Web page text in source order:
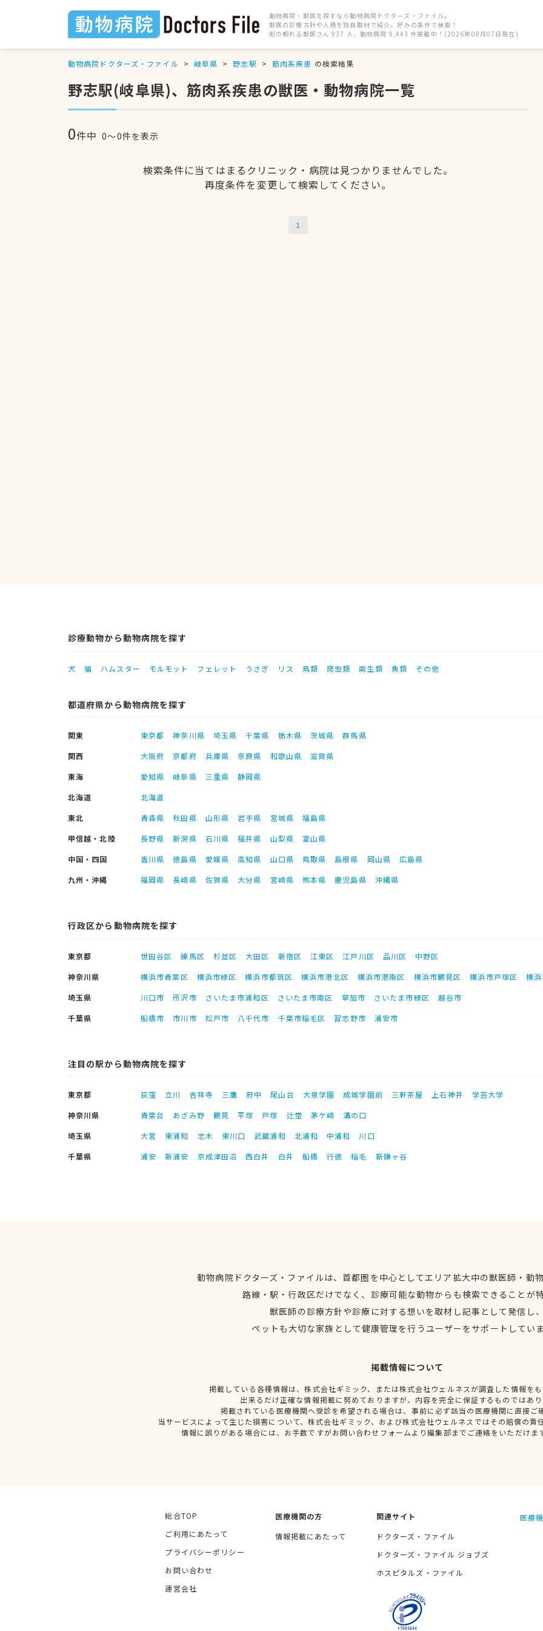
動物病院・獣医を探すなら動物病院ドクターズ・ファイル。
獣医の診療方針や人柄を独自取材で紹介。好みの条件で検索！
街の頼れる獣医さん 937 人、動物病院 9,443 件掲載中！(2026年08月07日現在)
動物病院ドクターズ・ファイル 岐阜県 野志駅 筋肉系疾患 の検索結果
野志駅(岐阜県)、筋肉系疾患の獣医・動物病院一覧
0件中 0〜0件を表示
検索条件に当てはまるクリニック・病院は見つかりませんでした。
再度条件を変更して検索してください。
1
診療動物から動物病院を探す
犬 猫 ハムスター モルモット フェレット うさぎ リス 鳥類 爬虫類 両生類 魚類 その他
都道府県から動物病院を探す
関東 東京都 神奈川県 埼玉県 千葉県 栃木県 茨城県
群馬県
関西
大阪府 京都府 兵庫県 奈良県 和歌山県
滋賀県
東海
愛知県 岐阜県 三重県
静岡県
北海道
北海道
東北
青森県 秋田県 山形県 岩手県 宮城県
福島県
甲信越・北陸
長野県 新潟県 石川県 福井県 山梨県
富山県
中国・四国
香川県 徳島県 愛媛県 高知県 山口県 鳥取県 島根県 岡山県
広島県
九州・沖縄
福岡県 長崎県 佐賀県 大分県 宮崎県 熊本県 鹿児島県 沖縄県
行政区から動物病院を探す
東京都 世田谷区 練馬区 杉並区 大田区 新宿区 江東区 江戸川区 品川区
中野区
神奈川県
横浜市青葉区 横浜市緑区 横浜市都筑区 横浜市港北区 横浜市港南区 横浜市鶴見区 横浜市戸塚区
横
埼玉県
川口市 所沢市 さいたま市浦和区 さいたま市南区 草加市 さいたま市緑区
越谷市
千葉県
船橋市 市川市 松戸市 八千代市 千葉市稲毛区 習志野市 浦安市
注目の駅から動物病院を探す
東京都 荻窪 立川 吉祥寺 三鷹 府中 尾山台 大泉学園 成城学園前 三軒茶屋 上石神井
学芸大学
神奈川県
青葉台 あざみ野 鶴見 平塚 戸塚 辻堂 茅ケ崎
溝の口
埼玉県
大宮 東浦和 志木 東川口 武蔵浦和 北浦和 中浦和
川口
千葉県
浦安 新浦安 京成津田沼 西白井 白井 船橋 行徳 稲毛 新鎌ヶ谷
動物病院ドクターズ・ファイルは、首都圏を中心としてエリア拡大中の獣医師・動
路線・駅・行政区だけでなく、診療可能な動物からも検索できることが
獣医師の診療方針や診療に対する想いを取材し記事として発信し
ペットも大切な家族として健康管理を行うユーザーをサポートしてい
掲載情報について
掲載している各種情報は、株式会社ギミック、または株式会社ウェルネスが調査した情報を
出来るだけ正確な情報掲載に努めておりますが、内容を完全に保証するものではあ
掲載されている医療機関へ受診を希望される場合は、事前に必ず該当の医療機関に直接ご
当サービスによって生じた損害について、株式会社ギミック、および株式会社ウェルネスではその賠償の責
情報に誤りがある場合には、お手数ですがお問い合わせフォームより編集部までご連絡をいただけま
総合TOP
ご利用にあたって
プライバシーポリシー
お問い合わせ
運営会社
医療機関の方
情報掲載にあたって
関連サイト
ドクターズ・ファイル
ドクターズ・ファイル ジョブズ
ホスピタルズ・ファイル
医療